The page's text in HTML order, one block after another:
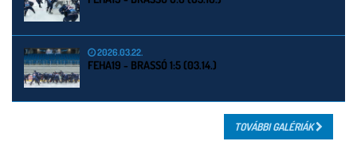
2026.03.22.
FEHA19 - BRASSÓ 1:5 (03.14.)
TOVÁBBI GALÉRIÁK